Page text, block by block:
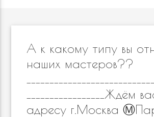
А к какому типу вы
наших мастеров??
_________________Ждём
адресу г.Москва